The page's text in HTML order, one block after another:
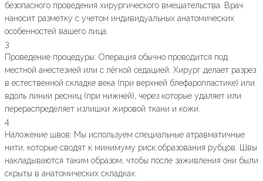
безопасного проведения хирургического вмешательства. Врач
наносит разметку с учетом индивидуальных анатомических
особенностей вашего лица.
3
Проведение процедуры: Операция обычно проводится под
местной анестезией или с лёгкой седацией. Хирург делает разрез
в естественной складке века (при верхней блефаропластике) или
вдоль линии ресниц (при нижней), через которые удаляет или
перераспределяет излишки жировой ткани и кожи.
4
Наложение швов: Мы используем специальные атравматичные
нити, которые сводят к минимуму риск образования рубцов. Швы
накладываются таким образом, чтобы после заживления они были
скрыты в анатомических складках.